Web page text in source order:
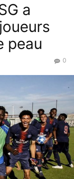
a
peau
0